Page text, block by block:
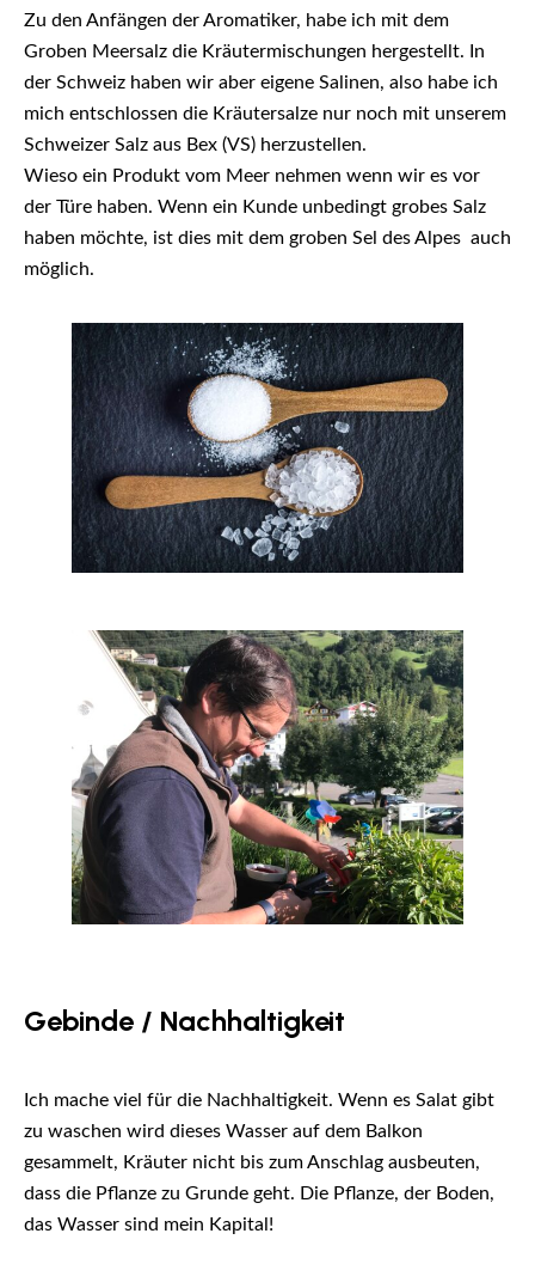
Zu den Anfängen der Aromatiker, habe ich mit dem
Groben Meersalz die Kräutermischungen hergestellt. In
der Schweiz haben wir aber eigene Salinen, also habe ich
mich entschlossen die Kräutersalze nur noch mit unserem
Schweizer Salz aus Bex (VS) herzustellen.
Wieso ein Produkt vom Meer nehmen wenn wir es vor
der Türe haben. Wenn ein Kunde unbedingt grobes Salz
haben möchte, ist dies mit dem groben Sel des Alpes auch
möglich.
Gebinde / Nachhaltigkeit
Ich mache viel für die Nachhaltigkeit. Wenn es Salat gibt
zu waschen wird dieses Wasser auf dem Balkon
gesammelt, Kräuter nicht bis zum Anschlag ausbeuten,
dass die Pflanze zu Grunde geht. Die Pflanze, der Boden,
das Wasser sind mein Kapital!